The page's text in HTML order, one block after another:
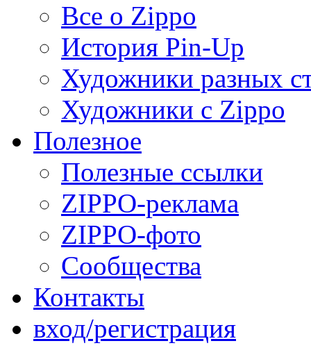
Все о Zippo
История Pin-Up
Художники разных
Художники с Zippo
Полезное
Полезные ссылки
ZIPPO-реклама
ZIPPO-фото
Сообщества
Контакты
вход/регистрация